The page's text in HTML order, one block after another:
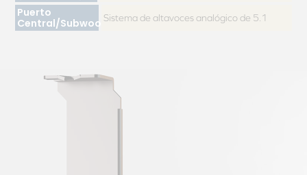
Puerto
Central/SubwooferSistema de altavoces analógico de 5.1